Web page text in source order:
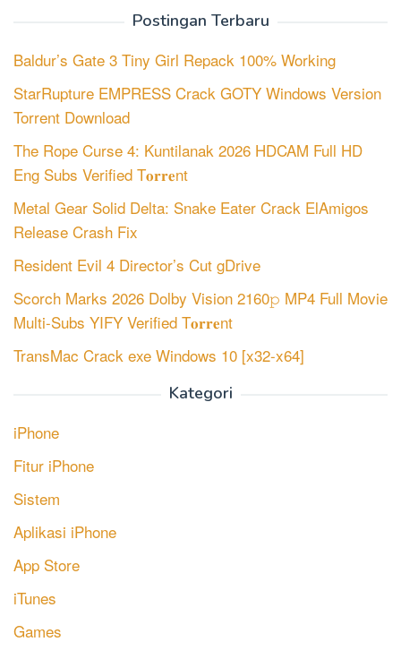
Postingan Terbaru
Baldur’s Gate 3 Tiny Girl Repack 100% Working
StarRupture EMPRESS Crack GOTY Windows Version
Torrent Download
The Rope Curse 4: Kuntilanak 2026 HDCAM Full HD
Eng Subs Verified T𝐨𝐫𝐫𝐞nt
Metal Gear Solid Delta: Snake Eater Crack ElAmigos
Release Crash Fix
Resident Evil 4 Director’s Cut gDrive
Scorch Marks 2026 Dolby Vision 2160𝚙 MP4 Full Movie
Multi-Subs YIFY Verified T𝐨𝐫𝐫𝐞nt
TransMac Crack exe Windows 10 [x32-x64]
Kategori
iPhone
Fitur iPhone
Sistem
Aplikasi iPhone
App Store
iTunes
Games